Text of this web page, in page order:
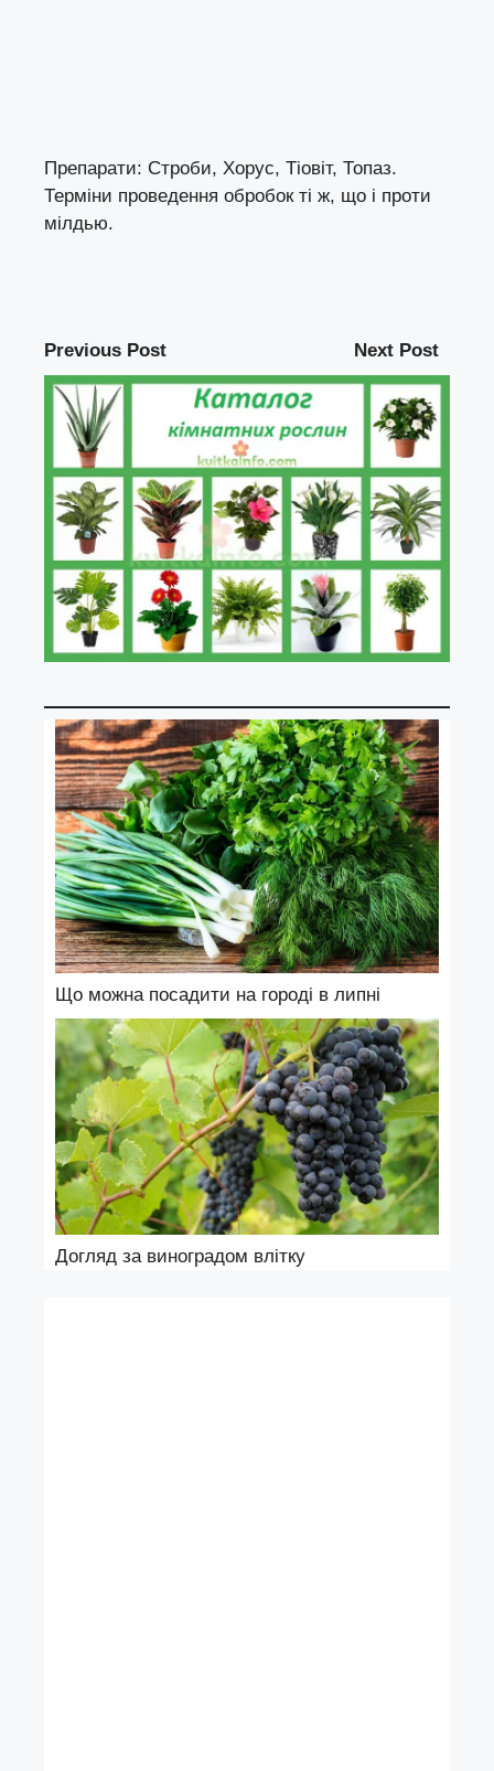
Препарати: Строби, Хорус, Тіовіт, Топаз.
Терміни проведення обробок ті ж, що і проти
мілдью.
Previous Post Next Post
Що можна посадити на городі в липні
Догляд за виноградом влітку